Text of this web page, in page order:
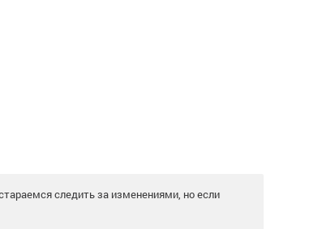
следить за изменениями, но если